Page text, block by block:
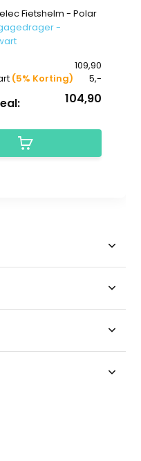
Fietshelm - Polar
-
109,90
(5% Korting) 5,-
104,90